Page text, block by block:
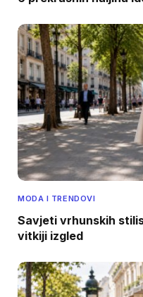
MODA I TRENDOVI
Savjeti vrhunskih
vitkiji izgled